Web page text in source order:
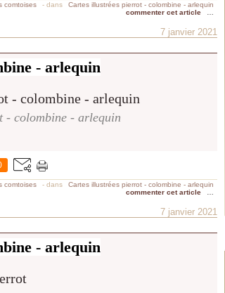
comtoises - dans
Cartes illustrées pierrot - colombine - arlequin
commenter cet article
7 janvier 2021
- arlequin
- colombine - arlequin
comtoises - dans
Cartes illustrées pierrot - colombine - arlequin
commenter cet article
7 janvier 2021
- arlequin